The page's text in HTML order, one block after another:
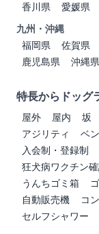
香川県
愛媛県
九州・沖縄
福岡県
佐賀県
鹿児島県
沖縄県
特長からドッグ
屋外 屋内 坂
アジリティ
ベ
入会制・登録制
狂犬病ワクチン
うんちゴミ箱
自動販売機
コ
セルフシャワー